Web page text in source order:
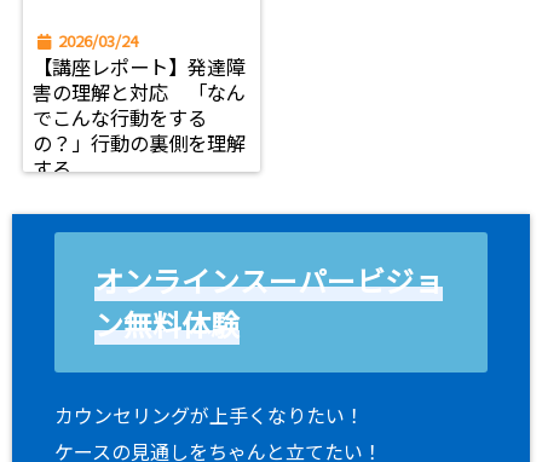
2026/03/24
【講座レポート】発達障
害の理解と対応 「なん
でこんな行動をする
の？」行動の裏側を理解
する
オンラインスーパービジョ
ン無料体験
カウンセリングが上手くなりたい！
ケースの見通しをちゃんと立てたい！